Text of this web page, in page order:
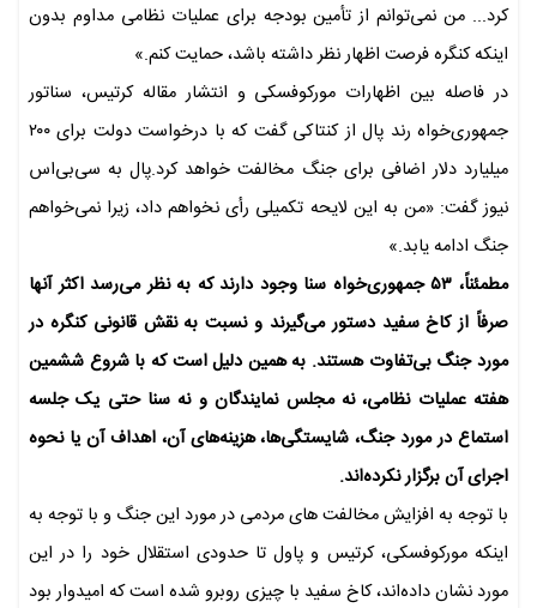
کرد... من نمی‌توانم از تأمین بودجه برای عملیات نظامی مداوم بدون
اینکه کنگره فرصت اظهار نظر داشته باشد، حمایت کنم.»
در فاصله بین اظهارات مورکوفسکی و انتشار مقاله کرتیس، سناتور
جمهوری‌خواه رند پال از کنتاکی گفت که با درخواست دولت برای ۲۰۰
میلیارد دلار اضافی برای جنگ مخالفت خواهد کرد.پال به سی‌بی‌اس
نیوز گفت: «من به این لایحه تکمیلی رأی نخواهم داد، زیرا نمی‌خواهم
جنگ ادامه یابد.»
مطمئناً، ۵۳ جمهوری‌خواه سنا وجود دارند که به نظر می‌رسد اکثر آنها
صرفاً از کاخ سفید دستور می‌گیرند و نسبت به نقش قانونی کنگره در
مورد جنگ بی‌تفاوت هستند. به همین دلیل است که با شروع ششمین
هفته عملیات نظامی، نه مجلس نمایندگان و نه سنا حتی یک جلسه
استماع در مورد جنگ، شایستگی‌ها، هزینه‌های آن، اهداف آن یا نحوه
اجرای آن برگزار نکرده‌اند.
با توجه به افزایش مخالفت های مردمی در مورد این جنگ و با توجه به
اینکه مورکوفسکی، کرتیس و پاول تا حدودی استقلال خود را در این
مورد نشان داده‌اند، کاخ سفید با چیزی روبرو شده است که امیدوار بود